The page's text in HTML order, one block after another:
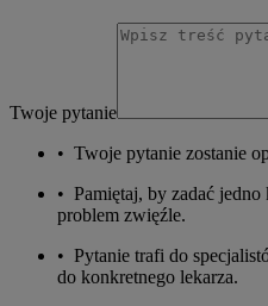
Twoje pytanie
• Twoje pytanie zostanie
• Pamiętaj, by zadać
problem zwięźle.
• Pytanie trafi do
do konkretnego lekarza.